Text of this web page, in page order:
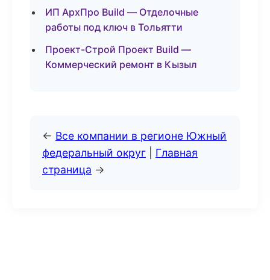
ИП АрхПро Build — Отделочные
работы под ключ в Тольятти
Проект-Строй Проект Build —
Коммерческий ремонт в Кызыл
← Все компании в регионе Южный
федеральный округ
Главная
страница →